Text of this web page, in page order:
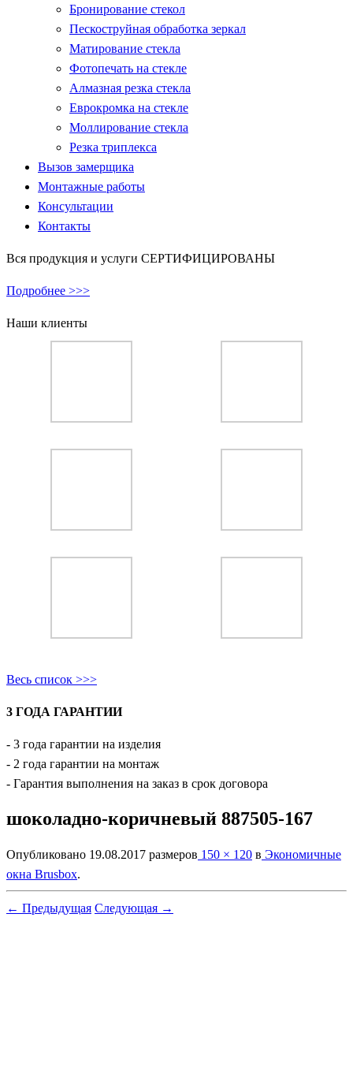
Бронирование стекол
Пескоструйная обработка зеркал
Матирование стекла
Фотопечать на стекле
Алмазная резка стекла
Еврокромка на стекле
Моллирование стекла
Резка триплекса
Вызов замерщика
Монтажные работы
Консультации
Контакты
Вся продукция и услуги СЕРТИФИЦИРОВАНЫ
Подробнее >>>
Наши клиенты
Весь список >>>
3 ГОДА ГАРАНТИИ
- 3 года гарантии на изделия
- 2 года гарантии на монтаж
- Гарантия выполнения на заказ в срок договора
шоколадно-коричневый 887505-167
Опубликовано 19.08.2017 размеров 150 × 120 в Экономичные
окна Brusbox.
← Предыдущая Следующая →